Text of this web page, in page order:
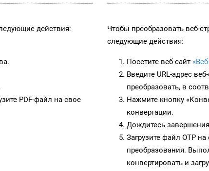
действия:
PDF-файл на свое
Чтобы преобразовать веб-
следующие действия:
Посетите веб-сайт
Введите URL-адрес
преобразовать, в
Нажмите кнопку
конвертации.
Дождитесь
Загрузите файл OTP
преобразования.
конвертировать и